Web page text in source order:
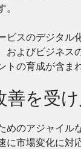
ビスのデジタル
およびビジネス
トの育成が含ま
善を受
めのアジャイル
に市場変化に対